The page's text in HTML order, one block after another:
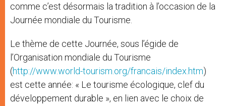
comme c’est désormais la tradition à l’occasion de la
Journée mondiale du Tourisme.
Le thème de cette Journée, sous l’égide de
l’Organisation mondiale du Tourisme
(http://www.world-tourism.org/francais/index.htm)
est cette année: « Le tourisme écologique, clef du
développement durable », en lien avec le choix de